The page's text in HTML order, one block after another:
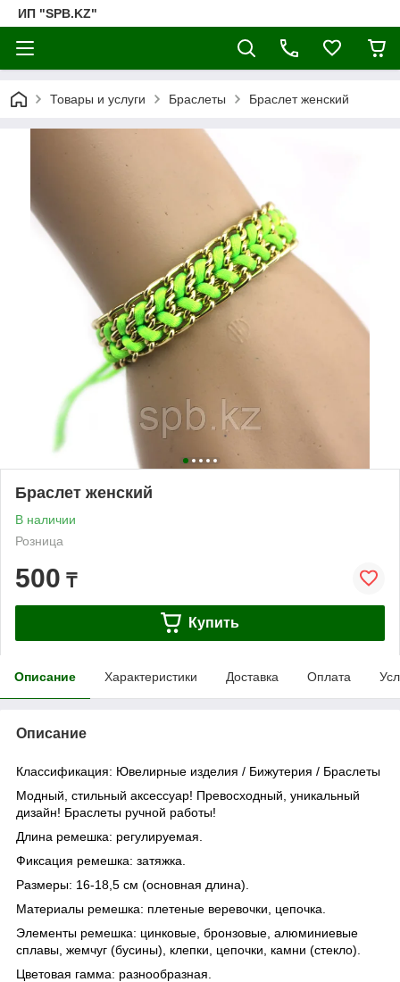
ИП "SPB.KZ"
Товары и услуги Браслеты Браслет женский
Браслет женский
В наличии
Розница
500 ₸
Купить
Описание Характеристики Доставка Оплата
Описание
Классификация: Ювелирные изделия / Бижутерия / Браслеты
Модный, стильный аксессуар! Превосходный, уникальный
дизайн! Браслеты ручной работы!
Длина ремешка: регулируемая.
Фиксация ремешка: затяжка.
Размеры: 16-18,5 см (основная длина).
Материалы ремешка: плетеные веревочки, цепочка.
Элементы ремешка: цинковые, бронзовые, алюминиевые
сплавы, жемчуг (бусины), клепки, цепочки, камни (стекло).
Цветовая гамма: разнообразная.